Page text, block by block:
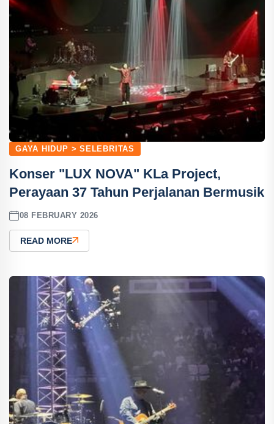
GAYA HIDUP > SELEBRITAS
Konser "LUX NOVA" KLa Project,
Perayaan 37 Tahun Perjalanan Bermusik
08 FEBRUARY 2026
READ MORE